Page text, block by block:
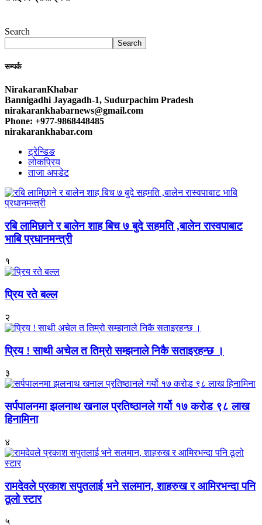
Search
Search
सम्पर्क
NirakaranKhabar
Bannigadhi Jayagadh-1, Sudurpachim Pradesh
nirakarankhabarnews@gmail.com
Phone: +977-9868448485
nirakarankhabar.com
ट्रेन्डिङ
लोकप्रिय
ताजा अपडेट
रबि लामिछाने र बालेन शाह बिच ७ बुदे सहमति ,बालेन रास्वपाबाट
भाबि प्रधानमन्त्री
१
प्रिय रते बल्ल
२
प्रिय ! साथी अचेल त तिम्रो सम्झनाले निकै सताइरहन्छ ।
३
सर्पपालनमा झलनाथ खनाल प्रतिष्ठानले गर्यो १७ करोड ९८ लाख
हिनामिना
४
रामदेवले प्रकाश सपुतलाई भने सलमान, शाहरुख र आमिरभन्दा पनि
ठूलो स्टार
५